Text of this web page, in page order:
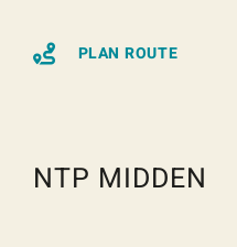
PLAN ROUTE
NTP MIDDEN